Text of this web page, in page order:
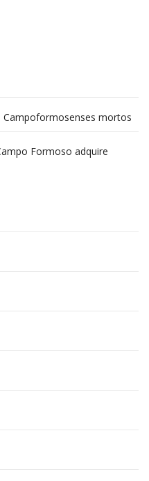
mortos
em desabamentos são
Formoso adquire